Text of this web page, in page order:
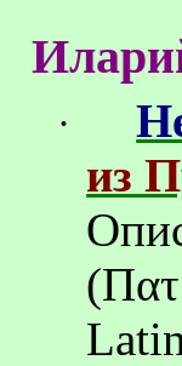
·
из
(